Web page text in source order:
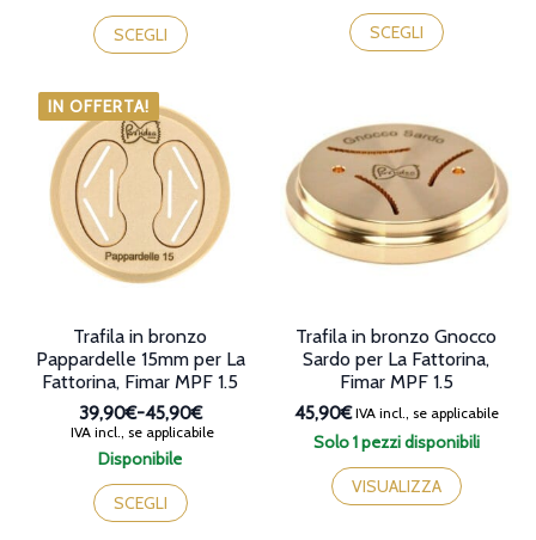
da
39,90€
45,90€
SCEGLI
Questo
prodotto
ha
varianti.
Le
opzioni
possono
essere
scelte
nella
pagina
del
da
39,90€
SCEGLI
Questo
prodotto
ha
Le
opzioni
possono
essere
scelte
nella
pagina
IN OFFERTA!
Disponibile
Trafila in bronzo
Pappardelle 15mm per La
Fattorina, Fimar MPF 1.5
39,90€-45,90€
Fascia
di
da
39,90€
IVA incl., se applicabile
SCEGLI
Questo
prodotto
ha
Solo 1 pezzi disponibili
Trafila in bronzo Gnocco
Sardo per La Fattorina,
Fimar MPF 1.5
45,90€IVA incl., se applicabile
VISUALIZZA